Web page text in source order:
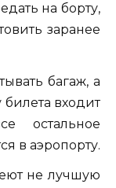
на борту,
заранее
багаж, а
билета входит
остальное
в аэропорту.
не лучшую